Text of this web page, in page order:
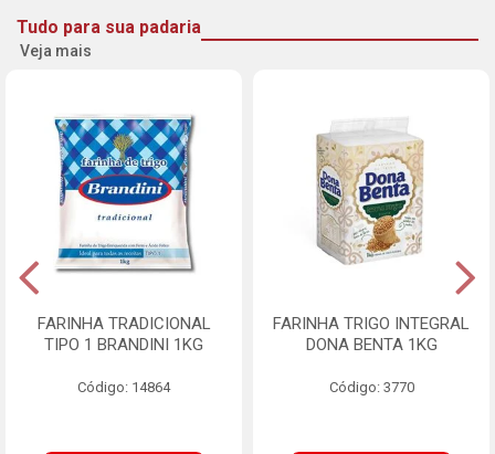
Tudo para sua padaria
Veja mais
FARINHA TRADICIONAL
TIPO 1 BRANDINI 1KG
Código: 14864
FARINHA TRIGO INTEGRAL
DONA BENTA 1KG
Código: 3770